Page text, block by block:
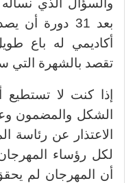
والسؤال الذي نسأله
بعد 31 دورة
أكاديمي له باع
تقصد بالشهرة التي
إذا كنت لا تستطيع
الاعتذار عن رئاسة
لكل رؤساء
أن المهرجان لم